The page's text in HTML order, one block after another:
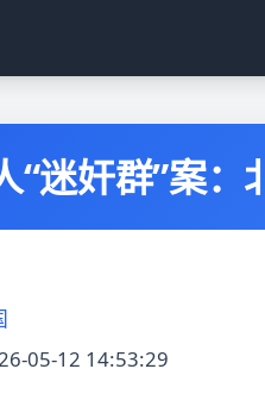
“迷奸群”案：
05-12 14:53:29